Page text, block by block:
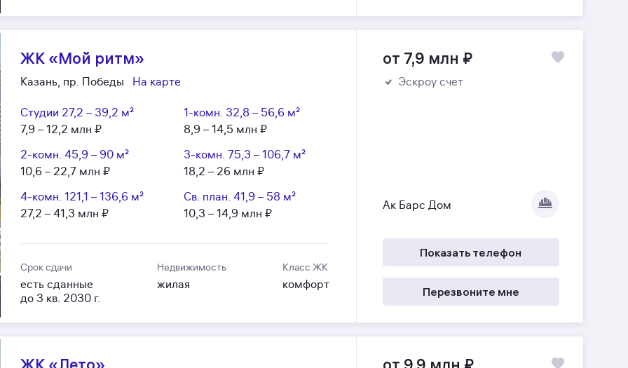
ЖК «Мой ритм»
Казань, пр. Победы На карте
Студии 27,2 – 39,2 м²
7,9 – 12,2 млн ₽
1-комн. 32,8 – 56,6 м²
8,9 – 14,5 млн ₽
2-комн. 45,9 – 90 м²
10,6 – 22,7 млн ₽
3-комн. 75,3 – 106,7 м²
18,2 – 26 млн ₽
4-комн. 121,1 – 136,6 м²
27,2 – 41,3 млн ₽
Св. план. 41,9 – 58 м²
10,3 – 14,9 млн ₽
Срок сдачи
есть сданные
до 3 кв. 2030 г.
Недвижимость
жилая
Класс ЖК
комфорт
от 7,9 млн ₽
Эскроу счет
Ак Барс Дом
Показать телефон
Перезвоните мне